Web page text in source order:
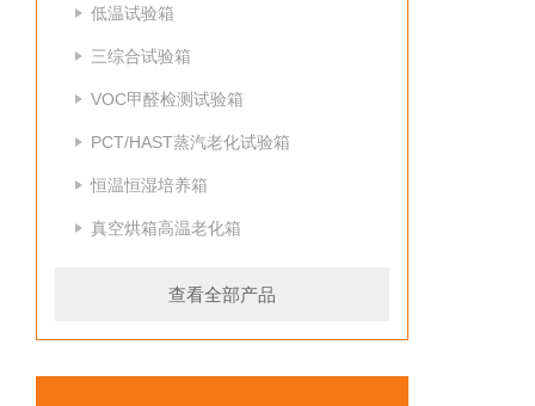
低温试验箱
三综合试验箱
VOC甲醛检测试验箱
PCT/HAST蒸汽老化试验箱
恒温恒湿培养箱
真空烘箱高温老化箱
查看全部产品